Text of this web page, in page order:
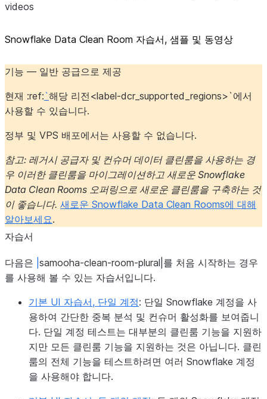
videos
Snowflake Data Clean Room 자습서, 샘플 및 동영상
기능 — 일반 공급으로 제공
현재 :ref:`해당 리전<label-dcr_supported_regions>`에서
사용할 수 있습니다.
정부 및 VPS 배포에서는 사용할 수 없습니다.
참고: 레거시 공급자 및 컨슈머 데이터 클린룸을 사용하는 경
우 이러한 클린룸을 마이그레이션하고 새로운 Snowflake
Data Clean Rooms 오퍼링으로 새로운 클린룸을 구축하는 것
이 좋습니다. 새로운 Snowflake Data Clean Rooms에 대해
알아보세요.
자습서
다음은 samooha-clean-room-plural|를 처음 시작하는 경우
를 사용해 볼 수 있는 자습서입니다.
기본 UI 자습서, 단일 계정: 단일 Snowflake 계정을 사
용하여 간단한 중복 분석 및 컨슈머 활성화를 보여줍니
다. 단일 계정 테스트는 대부분의 클린룸 기능을 지원하
지만 모든 클린룸 기능을 지원하는 것은 아닙니다. 클린
룸의 전체 기능을 테스트하려면 여러 Snowflake 계정
을 사용해야 합니다.